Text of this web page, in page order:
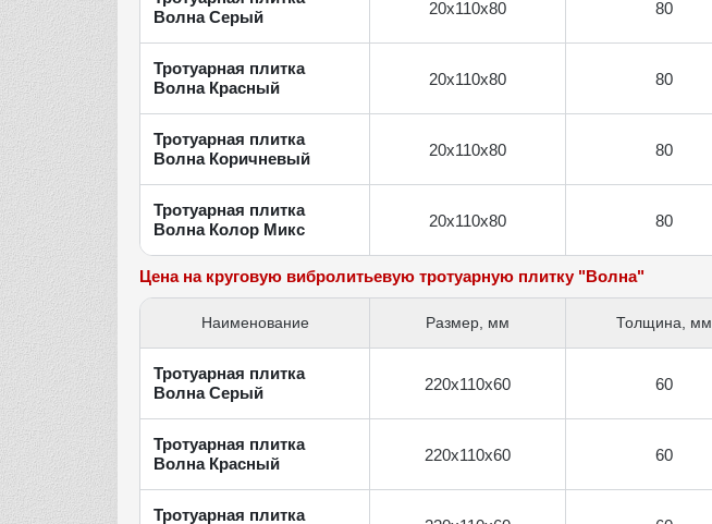
Волна Серый
20х110х80 80
Тротуарная плитка
Волна Красный
20х110х80 80
Тротуарная плитка
Волна Коричневый
20х110х80 80
Тротуарная плитка
Волна Колор Микс
20х110х80 80
Цена на круговую вибролитьевую тротуарную плитку "Волна"
Наименование Размер, мм Толщина, мм
Тротуарная плитка
Волна Серый
220х110х60 60
Тротуарная плитка
Волна Красный
220х110х60 60
Тротуарная плитка